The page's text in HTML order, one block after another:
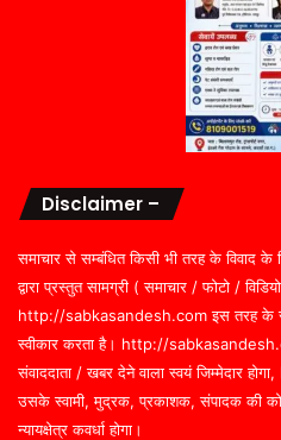
Disclaimer –
समाचार से सम्बंधित किसी भी तरह के विवाद
द्वारा प्रस्तुत सामग्री ( समाचार / फोटो /
http://sabkasandesh.com इस तरह के
स्वीकार करता है। http://
संवाददाता / खबर देने वाला स्वयं जिम्मेदार
उसके स्वामी, मुद्रक, प्रकाशक, संपादक की कोई
न्यायक्षेत्र कवर्धा होगा।